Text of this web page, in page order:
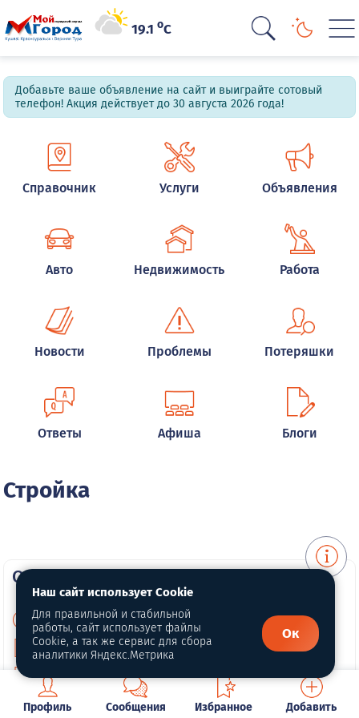
19.1oC
Добавьте ваше объявление на сайт и выиграйте сотовый
телефон! Акция действует до 30 августа 2026 года!
Справочник Услуги Объявления
Авто Недвижимость Работа
Новости Проблемы Потеряшки
Ответы Афиша Блоги
Стройка
О портале
О нас
Политика конфиденциальности
Публичная оферта
Профиль Сообщения Избранное Добавить
Наш сайт использует Cookie
Для правильной и стабильной
работы, сайт использует файлы
Cookie, а так же сервис для сбора
аналитики Яндекс.Метрика
Ок